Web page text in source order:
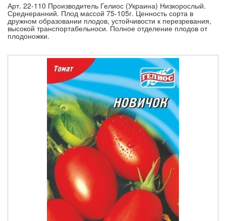
Арт. 22-110 Производитель Гелиос (Украина) Низкорослый.
Среднеранний. Плод массой 75-105г. Ценность сорта в
дружном образовании плодов, устойчивости к перезревания,
высокой транспортабельноси. Полное отделение плодов от
плодоножки.